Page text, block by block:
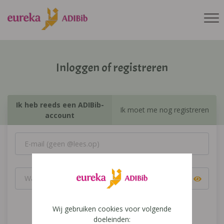
Inloggen of registreren
Ik heb reeds een ADIBib-
account
Ik moet me nog registreren
Inloggen
Wij gebruiken cookies voor volgende
doeleinden: